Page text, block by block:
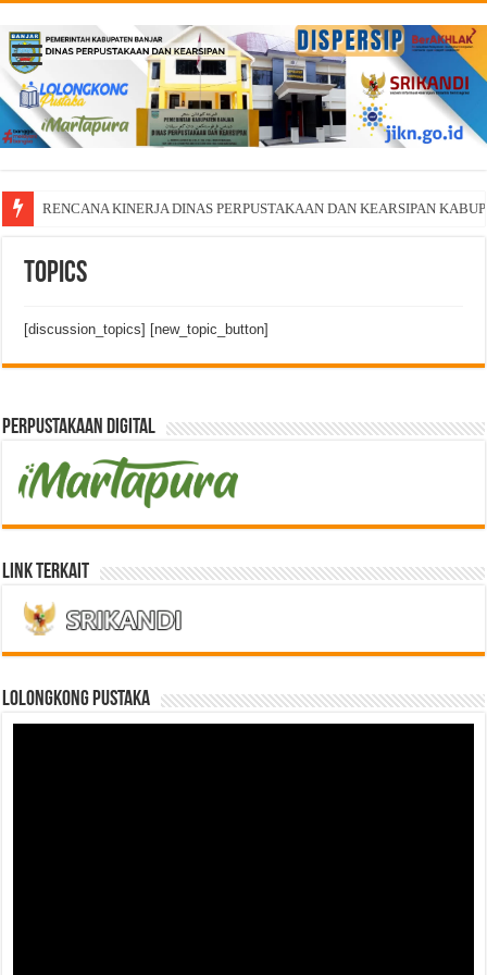
RENCANA KINERJA DINAS PERPUSTAKAAN DAN KEARSIPAN
Topics
[discussion_topics] [new_topic_button]
Perpustakaan Digital
Link Terkait
LOLONGKONG PUSTAKA